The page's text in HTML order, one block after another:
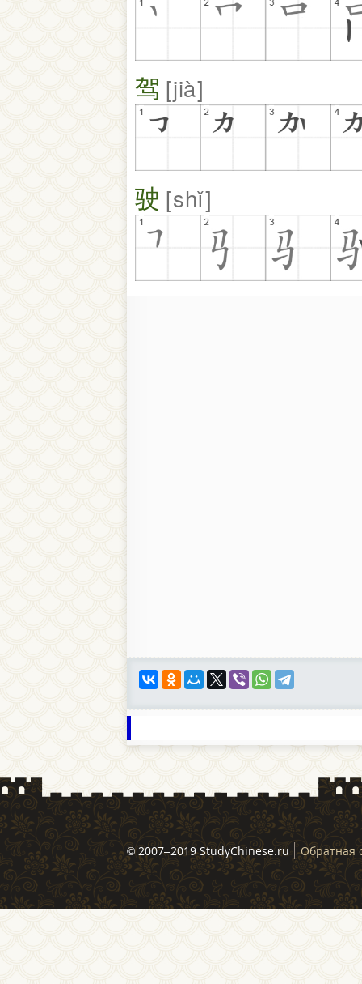
驾 jià
驶 shǐ
© 2007–2019 StudyChinese.ru Обратная